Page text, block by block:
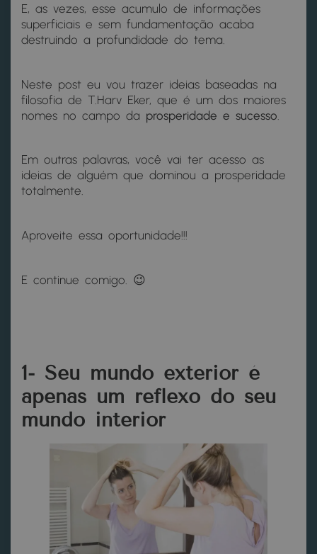
E, as vezes, esse acumulo de informações
superficiais e sem fundamentação acaba
destruindo a profundidade do tema.
Neste post eu vou trazer ideias baseadas na
filosofia de T.Harv Eker, que é um dos maiores
nomes no campo da prosperidade e sucesso
Em outras palavras, você vai ter acesso as
ideias de alguém que dominou a prosperidade
totalmente.
Aproveite essa oportunidade!!!
E continue comigo. 😉
1- Seu mundo exterior é
apenas um reflexo do seu
mundo interior